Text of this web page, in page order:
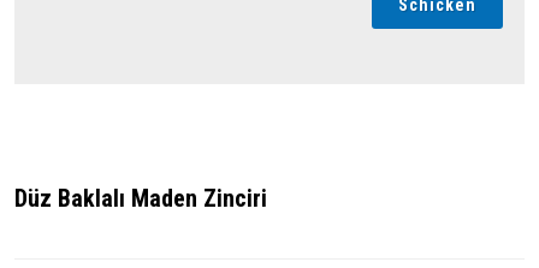
Schicken
Düz Baklalı Maden Zinciri